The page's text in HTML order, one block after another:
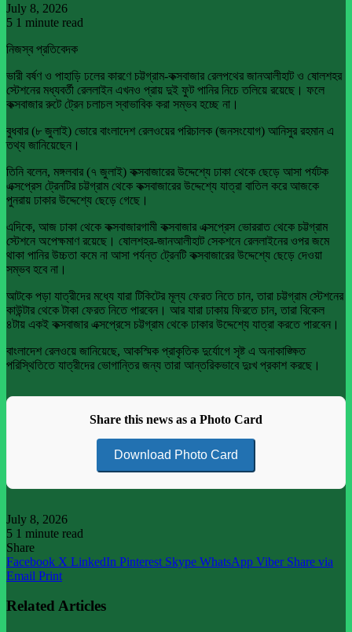
July 8, 2026
5 1 minute read
নিজস্ব প্রতিবেদক
ভারী বর্ষণ ও পাহাড়ি ঢলের কারণে চট্টগ্রাম-কক্সবাজার রেলপথের জানআলীহাট ও ষোলশহর
স্টেশনের মধ্যবর্তী রেললাইন এখনও প্রায় দুই ফুট পানির নিচে তলিয়ে রয়েছে। ফলে
কক্সবাজার রুটে ট্রেন চলাচল স্বাভাবিক করা সম্ভব হচ্ছে না।
বুধবার (৮ জুলাই) ভোরে বাংলাদেশ রেলওয়ের পরিচালক (জনসংযোগ) আনিসুর রহমান এ
তথ্য জানিয়েছেন।
তিনি বলেন, মঙ্গলবার (৭ জুলাই) কক্সবাজারের উদ্দেশ্যে ঢাকা থেকে ছেড়ে আসা পর্যটক
এক্সপ্রেস ট্রেনটির চট্টগ্রাম থেকে কক্সবাজারের উদ্দেশ্যে যাত্রা বাতিল করে আজকে
পুনরায় ঢাকার উদ্দেশ্যে ছেড়ে গেছে।
এদিকে, আজ ঢাকা থেকে কক্সবাজারগামী কক্সবাজার এক্সপ্রেস ভোররাত থেকে চট্টগ্রাম
স্টেশনে অপেক্ষমাণ রয়েছে। ষোলশহর-জানআলীহাট সেকশনে রেললাইনের ওপর জমে
থাকা পানির উচ্চতা কমে না আসা পর্যন্ত ট্রেনটি কক্সবাজারের উদ্দেশ্যে ছেড়ে দেওয়া
সম্ভব হবে না।
আটকে পড়া যাত্রীদের মধ্যে যারা টিকিটের মূল্য ফেরত নিতে চান, তারা চট্টগ্রাম স্টেশনের
কাউন্টার থেকে টাকা ফেরত নিতে পারবেন। আর যারা ঢাকায় ফিরতে চান, তারা বিকেল
৪টায় একই কক্সবাজার এক্সপ্রেসে চট্টগ্রাম থেকে ঢাকার উদ্দেশ্যে যাত্রা করতে পারবেন।
বাংলাদেশ রেলওয়ে জানিয়েছে, আকস্মিক প্রাকৃতিক দুর্যোগে সৃষ্ট এ অনাকাঙ্ক্ষিত
পরিস্থিতিতে যাত্রীদের ভোগান্তির জন্য তারা আন্তরিকভাবে দুঃখ প্রকাশ করছে।
Share this news as a Photo Card
Download Photo Card
July 8, 2026
5 1 minute read
Share
Facebook X LinkedIn Pinterest Skype WhatsApp Viber Share via
Email Print
Related Articles